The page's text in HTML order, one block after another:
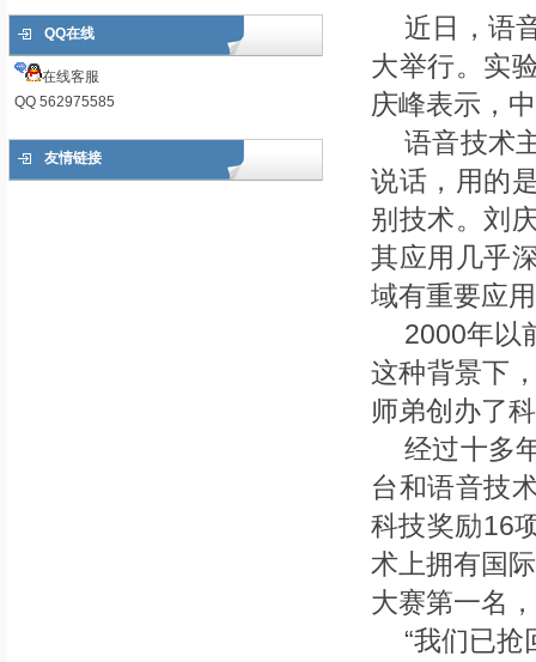
QQ在线
在线客服
QQ 562975585
友情链接
近日，语
大举行。实
庆峰表示，
语音技术
说话，用的
别技术。刘
其应用几乎
域有重要应
2000年以
这种背景下
师弟创办了
经过十多
台和语音技
科技奖励16
术上拥有国
大赛第一名
“我们已